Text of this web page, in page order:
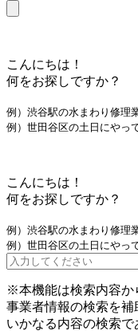
こんにちは！
何をお探しですか？
例）渋谷駅の水まわり修理
例）世田谷区の土日にやっ
こんにちは！
何をお探しですか？
例）渋谷駅の水まわり修理
例）世田谷区の土日にやっ
※本機能は検索内容か
事業者情報の検索を補
いかなる内容の検索で